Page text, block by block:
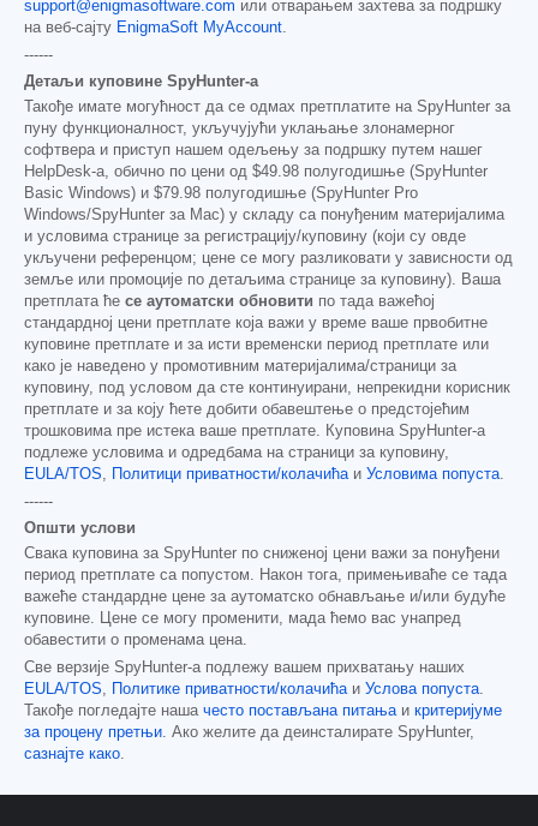
support@enigmasoftware.com или отварањем захтева за подршку
на веб-сајту EnigmaSoft MyAccount.
------
Детаљи куповине SpyHunter-а
Такође имате могућност да се одмах претплатите на SpyHunter за
пуну функционалност, укључујући уклањање злонамерног
софтвера и приступ нашем одељењу за подршку путем нашег
HelpDesk-а, обично по цени од $49.98 полугодишње (SpyHunter
Basic Windows) и $79.98 полугодишње (SpyHunter Pro
Windows/SpyHunter за Mac) у складу са понуђеним материјалима
и условима странице за регистрацију/куповину (који су овде
укључени референцом; цене се могу разликовати у зависности од
земље или промоције по детаљима странице за куповину). Ваша
претплата ће се аутоматски обновити по тада важећој
стандардној цени претплате која важи у време ваше првобитне
куповине претплате и за исти временски период претплате или
како је наведено у промотивним материјалима/страници за
куповину, под условом да сте континуирани, непрекидни корисник
претплате и за коју ћете добити обавештење о предстојећим
трошковима пре истека ваше претплате. Куповина SpyHunter-а
подлеже условима и одредбама на страници за куповину,
EULA/TOS, Политици приватности/колачићаи Условима попуста.
------
Општи услови
Свака куповина за SpyHunter по сниженој цени важи за понуђени
период претплате са попустом. Након тога, примењиваће се тада
важеће стандардне цене за аутоматско обнављање и/или будуће
куповине. Цене се могу променити, мада ћемо вас унапред
обавестити о променама цена.
Све верзије SpyHunter-а подлежу вашем прихватању наших
EULA/TOS, Политике приватности/колачићаи Услова попуста.
Такође погледајте наша често постављана питањаи критеријуме
за процену претњи. Ако желите да деинсталирате SpyHunter,
сазнајте како.